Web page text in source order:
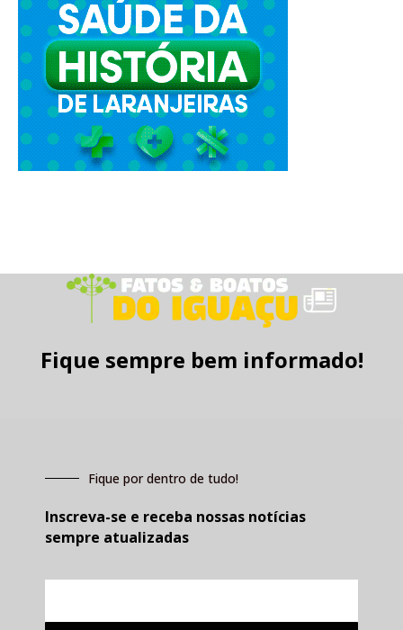
Fique sempre bem informado!
Fique por dentro de tudo!
Inscreva-se e receba nossas notícias
sempre atualizadas